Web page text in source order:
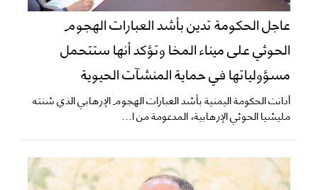
عاجل الحكومة تدين بأشد العبارات الهجوم
الحوثي على ميناء المخا وتؤكد أنها ستتحمل
مسؤولياتها في حماية المنشآت الحيوية
أدانت الحكومة اليمنية بأشد العبارات الهجوم الإرهابي الذي شنته
مليشيا الحوثي الإرهابية، المدعومة من ا...